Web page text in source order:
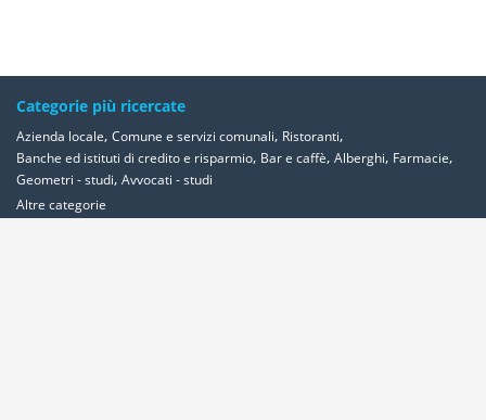
Categorie più ricercate
Azienda locale, Comune e servizi comunali, Ristoranti,
Banche ed istituti di credito e risparmio, Bar e caffè, Alberghi, Farmacie,
Geometri - studi, Avvocati - studi
Altre categorie